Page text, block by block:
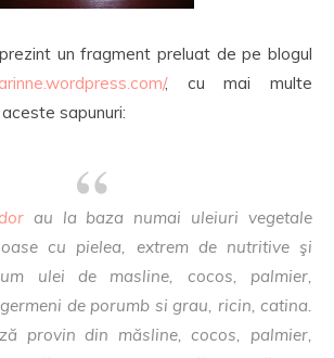
un fragment preluat de pe blogul
, cu mai multe
sapunuri:
au la baza numai uleiuri vegetale
cu pielea, extrem de nutritive şi
ulei de masline, cocos, palmier,
de porumb si grau, ricin, catina.
provin din măsline, cocos, palmier,